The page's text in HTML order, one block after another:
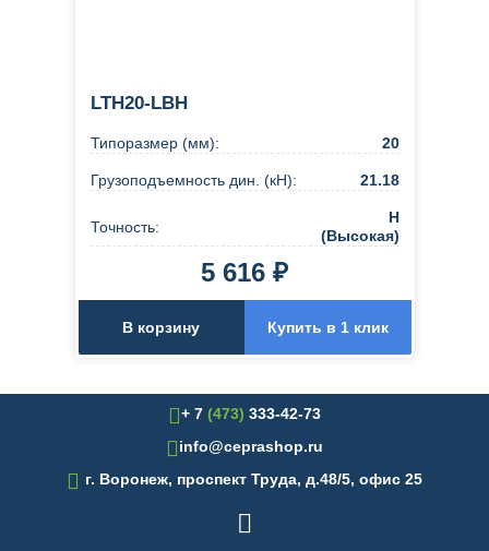
LTH20-LBH
Типоразмер (мм): 20
Грузоподъемность дин. (кН): 21.18
Точность:
H
(Высокая)
5 616 ₽
В корзину Купить в 1 клик
+ 7 (473) 333-42-73
info@ceprashop.ru
 г. Воронеж, проспект Труда, д.48/5, офис 25
